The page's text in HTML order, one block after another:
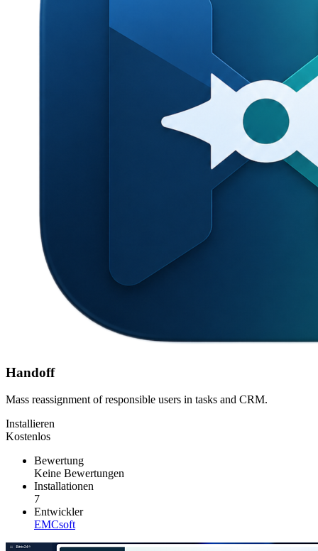
Handoff
Mass reassignment of responsible users in tasks and CRM.
Installieren
Kostenlos
Bewertung
Keine Bewertungen
Installationen
7
Entwickler
EMCsoft